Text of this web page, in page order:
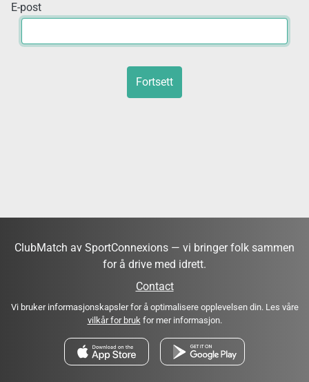
E-post
Fortsett
ClubMatch av SportConnexions — vi bringer folk sammen
for å drive med idrett.
Contact
Vi bruker informasjonskapsler for å optimalisere opplevelsen din. Les våre
vilkår for brukfor mer informasjon.